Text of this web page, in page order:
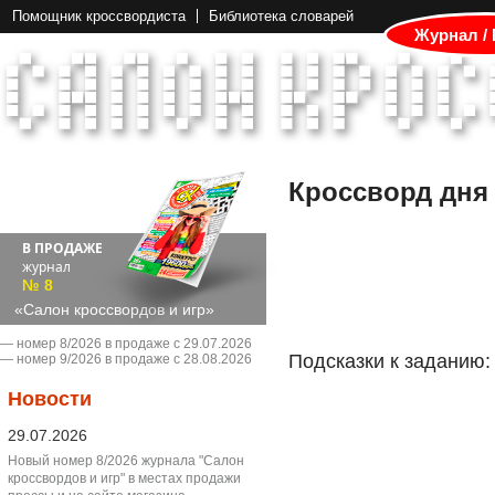
Помощник кроссвордиста Библиотека словарей
Журнал /
В ПРОДАЖЕ
журнал
№ 8
«Салон кроссвордов и игр»
― номер 8/2026 в продаже с 29.07.2026
― номер 9/2026 в продаже с 28.08.2026
Новости
29.07.2026
Новый номер 8/2026 журнала "Салон
кроссвордов и игр" в местах продажи
Кроссворд дня
Подсказки к заданию: